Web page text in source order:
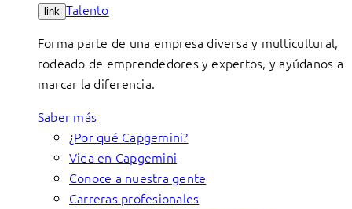
link Talento
Forma parte de una empresa diversa y multicultural,
rodeado de emprendedores y expertos, y ayúdanos a
marcar la diferencia.
Saber más
¿Por qué Capgemini?
Vida en Capgemini
Conoce a nuestra gente
Carreras profesionales